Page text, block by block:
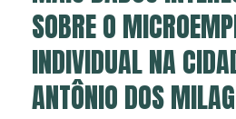
SOBRE O
INDIVIDUAL NA
ANTÔNIO DOS